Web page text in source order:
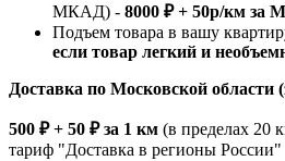
МКАД) - 8000 ₽ + 50р/км за
Подъем товара в вашу
если товар легкий и
Доставка по Московской
500 ₽ + 50 ₽ за 1 км (в пределах 20
тариф "Доставка в регионы России"